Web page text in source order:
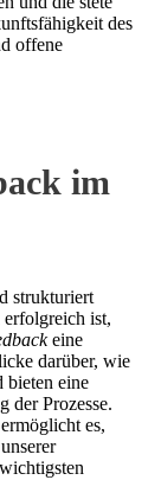
des
offene
im
strukturiert
ist,
eine
darüber, wie
bieten eine
der Prozesse.
es,